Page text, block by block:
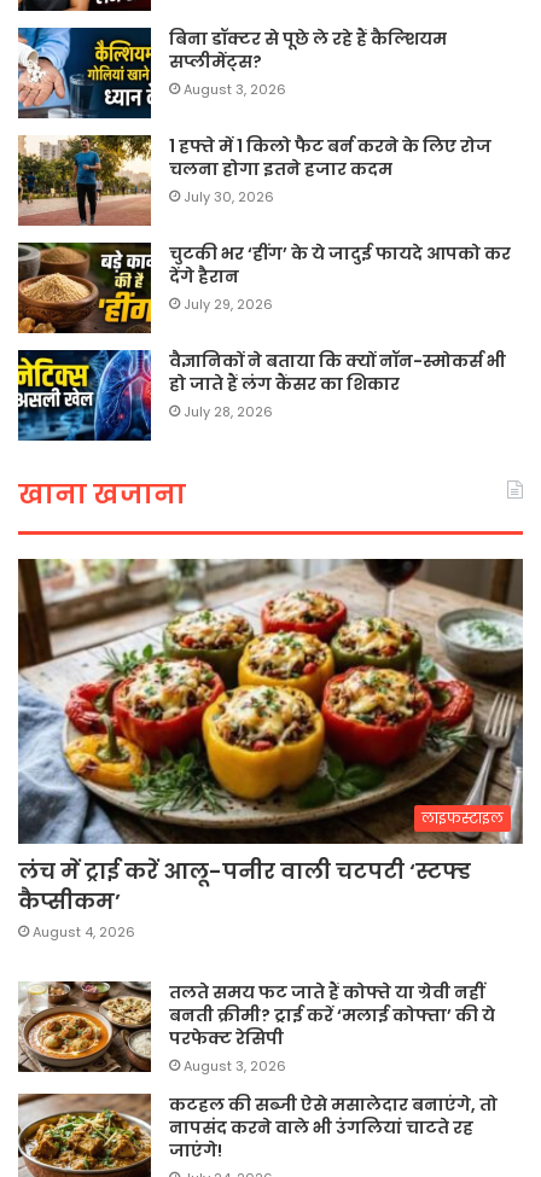
बिना डॉक्टर से पूछे ले रहे हैं कैल्शियम
सप्लीमेंट्स?
August 3, 2026
1 हफ्ते में 1 किलो फैट बर्न करने के लिए रोज
चलना होगा इतने हजार कदम
July 30, 2026
चुटकी भर ‘हींग’ के ये जादुई फायदे आपको कर
देंगे हैरान
July 29, 2026
वैज्ञानिकों ने बताया कि क्यों नॉन-स्मोकर्स भी
हो जाते हैं लंग कैंसर का शिकार
July 28, 2026
खाना खजाना
लाइफस्टाइल
लंच में ट्राई करें आलू-पनीर वाली चटपटी ‘स्टफ्ड
कैप्सीकम’
August 4, 2026
तलते समय फट जाते हैं कोफ्ते या ग्रेवी नहीं
बनती क्रीमी? ट्राई करें ‘मलाई कोफ्ता’ की ये
परफेक्ट रेसिपी
August 3, 2026
कटहल की सब्जी ऐसे मसालेदार बनाएंगे, तो
नापसंद करने वाले भी उंगलियां चाटते रह
जाएंगे!